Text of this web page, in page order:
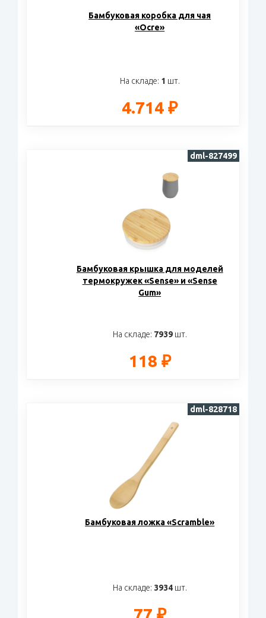
Бамбуковая коробка для чая
«Ocre»
На складе: 1 шт.
4.714 ₽
Бамбуковая крышка для моделей
термокружек «Sense» и «Sense
Gum»
На складе: 7939шт.
118 ₽
dml-827499
Бамбуковая ложка «Scramble»
На складе: 3934шт.
77 ₽
dml-828718